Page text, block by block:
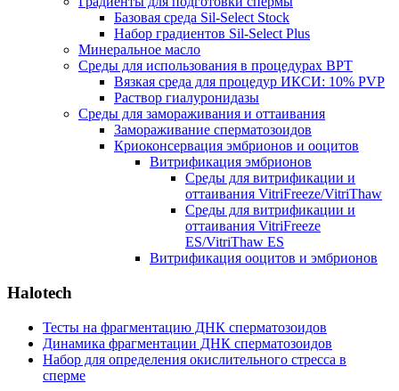
Базовая среда Sil-Select Stock
Набор градиентов Sil-Select Plus
Минеральное масло
Среды для использования в процедурах ВРТ
Вязкая среда для процедур ИКСИ: 10% PVP
Раствор гиалуронидазы
Среды для замораживания и оттаивания
Замораживание сперматозоидов
Криоконсервация эмбрионов и ооцитов
Витрификация эмбрионов
Среды для витрификации и
оттаивания VitriFreeze/VitriThaw
Среды для витрификации и
оттаивания VitriFreeze
ES/VitriThaw ES
Витрификация ооцитов и эмбрионов
Halotech
Тесты на фрагментацию ДНК сперматозоидов
Динамика фрагментации ДНК сперматозоидов
Набор для определения окислительного стресса в
сперме